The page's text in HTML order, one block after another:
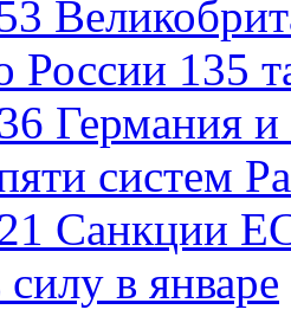
России 135
Германия
систем
Санкции
силу в январе